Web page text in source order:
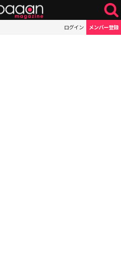
ログイン メンバー登録